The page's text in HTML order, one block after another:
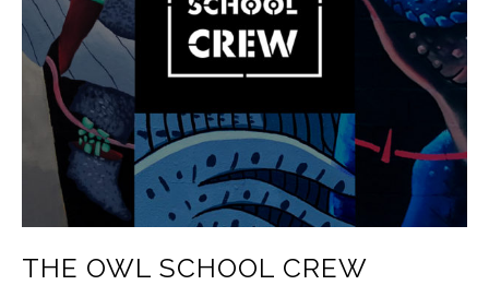
THE OWL SCHOOL CREW